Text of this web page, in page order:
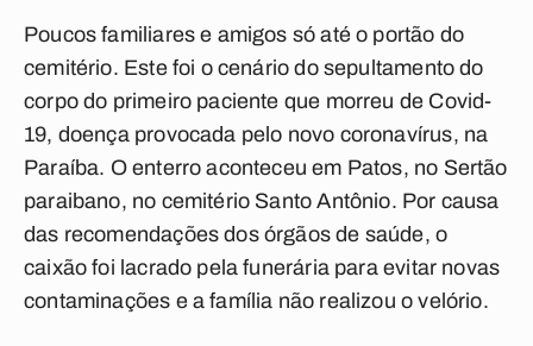
Poucos familiares e amigos só até o portão do
cemitério. Este foi o cenário do sepultamento do
corpo do primeiro paciente que morreu de Covid-
19, doença provocada pelo novo coronavírus, na
Paraíba. O enterro aconteceu em Patos, no Sertão
paraibano, no cemitério Santo Antônio. Por causa
das recomendações dos órgãos de saúde, o
caixão foi lacrado pela funerária para evitar novas
contaminações e a família não realizou o velório.